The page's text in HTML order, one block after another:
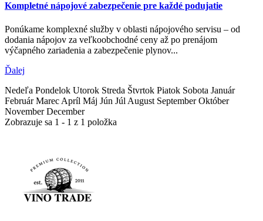
Kompletné nápojové zabezpečenie pre každé podujatie
Ponúkame komplexné služby v oblasti nápojového servisu – od
dodania nápojov za veľkoobchodné ceny až po prenájom
výčapného zariadenia a zabezpečenie plynov...
Ďalej
Nedeľa Pondelok Utorok Streda Štvrtok Piatok Sobota Január
Február Marec Apríl Máj Jún Júl August September Október
November December
Zobrazuje sa 1 - 1 z 1 položka